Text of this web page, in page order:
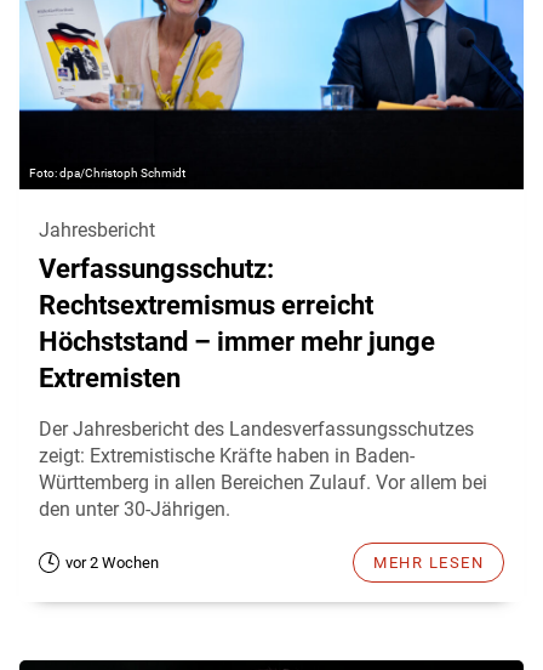
dpa/Christoph Schmidt
Jahresbericht
Verfassungsschutz:
Rechtsextremismus erreicht
Höchststand – immer mehr junge
Extremisten
Der Jahresbericht des Landesverfassungsschutzes
zeigt: Extremistische Kräfte haben in Baden-
Württemberg in allen Bereichen Zulauf. Vor allem bei
den unter 30-Jährigen.
vor 2 Wochen MEHR LESEN